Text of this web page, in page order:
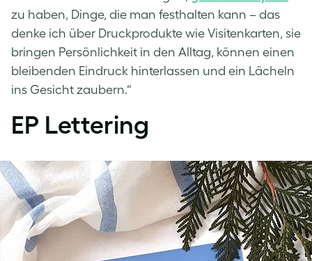
zu haben, Dinge, die man festhalten kann – das
denke ich über Druckprodukte wie Visitenkarten, sie
bringen Persönlichkeit in den Alltag, können einen
bleibenden Eindruck hinterlassen und ein Lächeln
ins Gesicht zaubern.“
EP Lettering